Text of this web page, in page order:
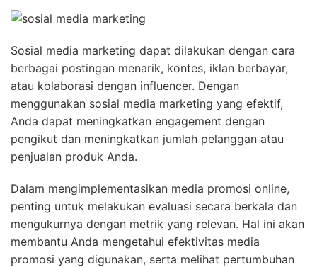
Sosial media marketing dapat dilakukan dengan cara
berbagai postingan menarik, kontes, iklan berbayar,
atau kolaborasi dengan influencer. Dengan
menggunakan sosial media marketing yang efektif,
Anda dapat meningkatkan engagement dengan
pengikut dan meningkatkan jumlah pelanggan atau
penjualan produk Anda.
Dalam mengimplementasikan media promosi online,
penting untuk melakukan evaluasi secara berkala dan
mengukurnya dengan metrik yang relevan. Hal ini akan
membantu Anda mengetahui efektivitas media
promosi yang digunakan, serta melihat pertumbuhan